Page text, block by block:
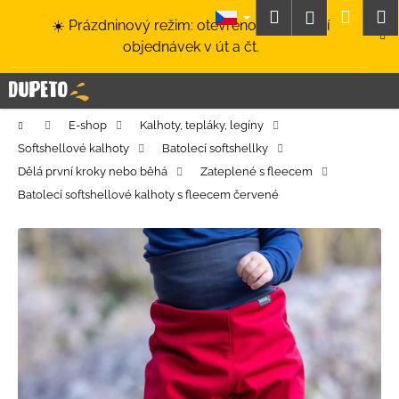
☀️ Prázdninový režim: otevřeno a odesílání
objednávek v út a čt.
HledatPřihlášení
Domů E-shop
Kalhoty, tepláky, legíny
Softshellové kalhoty
Batolecí softshellky
Dělá první kroky nebo běhá
Zateplené s fleecem
Batolecí softshellové kalhoty s fleecem červené
í
k C
o
p
o
t
e
b
e